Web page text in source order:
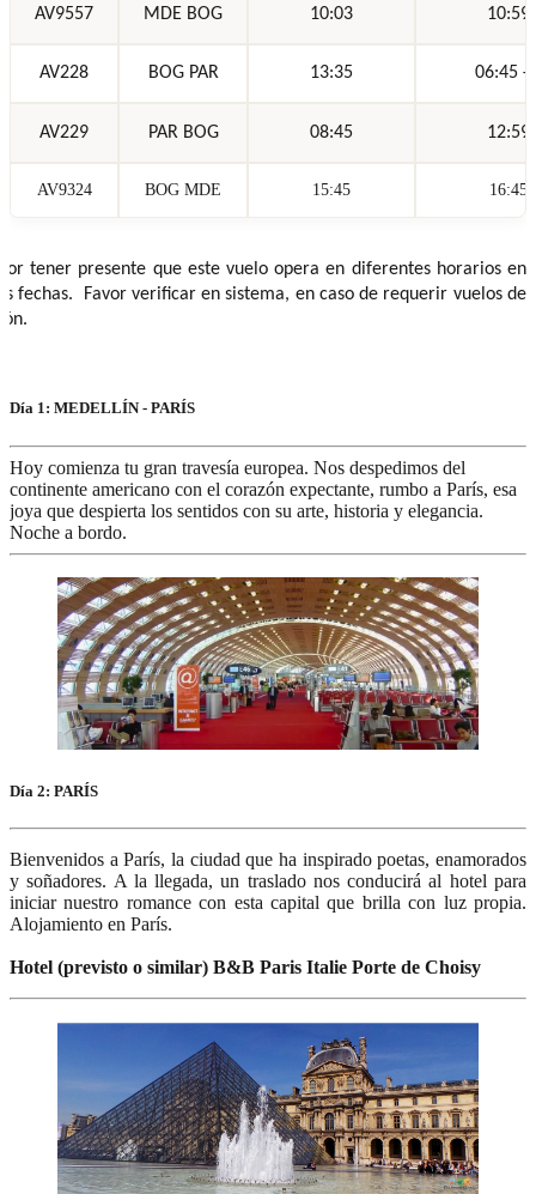
AV9557 MDE BOG 10:03 10:59
AV228 BOG PAR 13:35 06:45
AV229 PAR BOG 08:45 12:59
AV9324 BOG MDE 15:45 16:45
tener presente que este vuelo opera en diferentes horarios en
fechas. Favor verificar en sistema, en caso de requerir vuelos de
Día 1: MEDELLÍN - PARÍS
Hoy comienza tu gran travesía europea. Nos despedimos del
continente americano con el corazón expectante, rumbo a París, esa
joya que despierta los sentidos con su arte, historia y elegancia.
Noche a bordo.
Día 2: PARÍS
Bienvenidos a París, la ciudad que ha inspirado poetas, enamorados
y soñadores. A la llegada, un traslado nos conducirá al hotel para
iniciar nuestro romance con esta capital que brilla con luz propia.
Alojamiento en París.
Hotel (previsto o similar) B&B Paris Italie Porte de Choisy